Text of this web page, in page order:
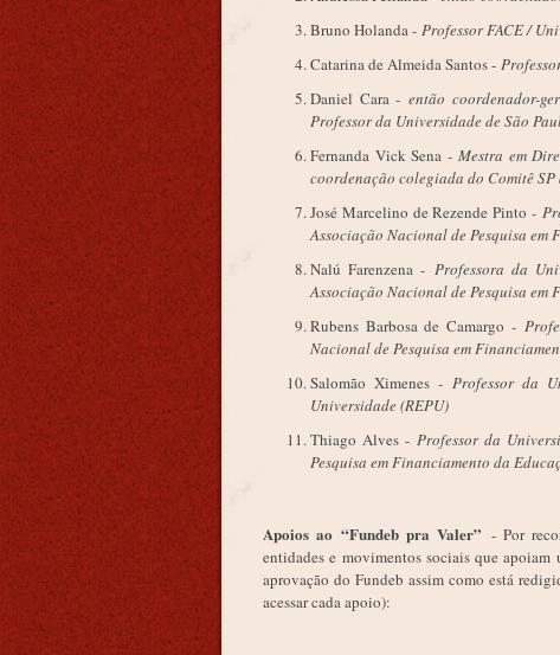
Bruno Holanda - Professor FACE /
Catarina de Almeida Santos -
Daniel Cara - então coordenador-
Professor da Universidade de São
Fernanda Vick Sena -Mestra em
coordenação colegiada do Comitê SP
José Marcelino de Rezende Pinto -
Associação Nacional de Pesquisa
Nalú Farenzena - Professora da
Associação Nacional de Pesquisa
Rubens Barbosa de Camargo -
Nacional de Pesquisa em
Salomão Ximenes - Professor da
Universidade (REPU)
Thiago Alves -Professor da
Pesquisa em Financiamento da
Apoios ao “Fundeb pra Valer” - Por
entidades e movimentos sociais que
aprovação do Fundeb assim como está
acessar cada apoio):